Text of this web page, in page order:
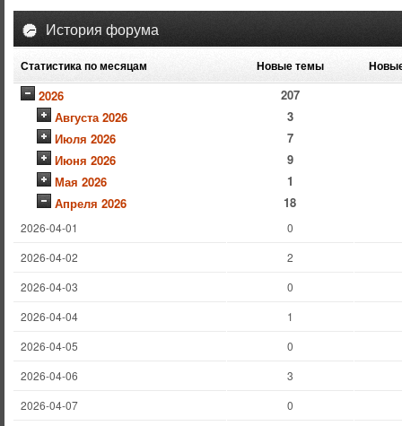
История форума
Статистика по месяцам Новые темы
2026
207
Августа 2026
3
Июля 2026
7
Июня 2026
9
Мая 2026
1
Апреля 2026
18
2026-04-01
0
2026-04-02
2
2026-04-03
0
2026-04-04
1
2026-04-05
0
2026-04-06
3
2026-04-07
0